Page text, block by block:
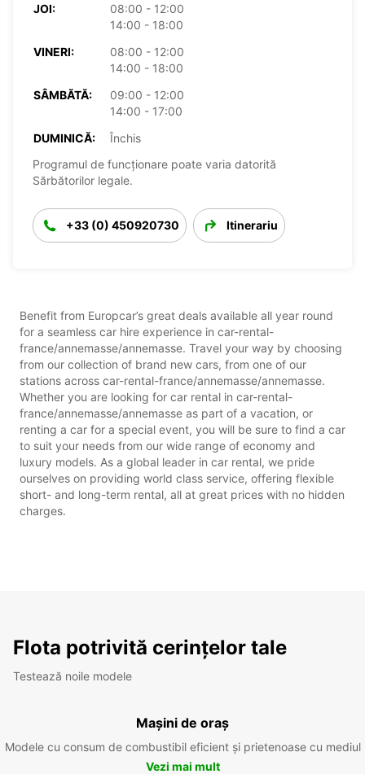
JOI:
08:00 - 12:00
14:00 - 18:00
VINERI:
08:00 - 12:00
14:00 - 18:00
SÂMBĂTĂ:
09:00 - 12:00
14:00 - 17:00
DUMINICĂ:
Închis
Programul de funcționare poate varia datorită
Sărbătorilor legale.
+33 (0) 450920730 Itinerariu
Benefit from Europcar’s great deals available all year round
for a seamless car hire experience in car-rental-
france/annemasse/annemasse. Travel your way by choosing
from our collection of brand new cars, from one of our
stations across car-rental-france/annemasse/annemasse.
Whether you are looking for car rental in car-rental-
france/annemasse/annemasse as part of a vacation, or
renting a car for a special event, you will be sure to find a car
to suit your needs from our wide range of economy and
luxury models. As a global leader in car rental, we pride
ourselves on providing world class service, offering flexible
short- and long-term rental, all at great prices with no hidden
charges.
Flota potrivită cerințelor tale
Testează noile modele
Mașini de oraș
Modele cu consum de combustibil eficient și prietenoase cu mediul
Vezi mai mult